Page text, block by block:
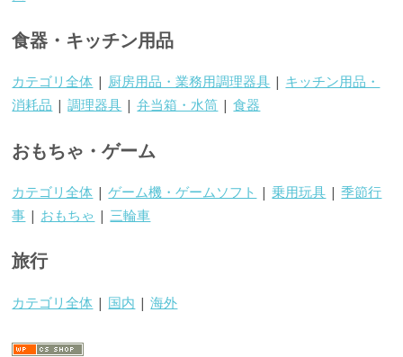
食器・キッチン用品
カテゴリ全体 | 厨房用品・業務用調理器具 | キッチン用品・
消耗品 |調理器具 |弁当箱・水筒 |食器
おもちゃ・ゲーム
カテゴリ全体 |ゲーム機・ゲームソフト |乗用玩具 |季節行
事 | おもちゃ |三輪車
旅行
カテゴリ全体 | 国内 |海外